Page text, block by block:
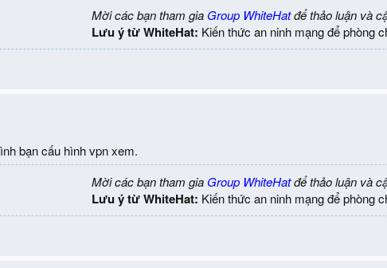
Mời các bạn tham gia Group WhiteHatđể thảo luận và
Lưu ý từ WhiteHat: Kiến thức an ninh mạng để phòng
bạn cấu hình vpn xem.
Mời các bạn tham gia Group WhiteHatđể thảo luận và
Lưu ý từ WhiteHat: Kiến thức an ninh mạng để phòng